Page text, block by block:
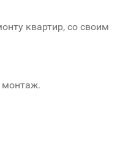
квартир, со своим
монтаж.